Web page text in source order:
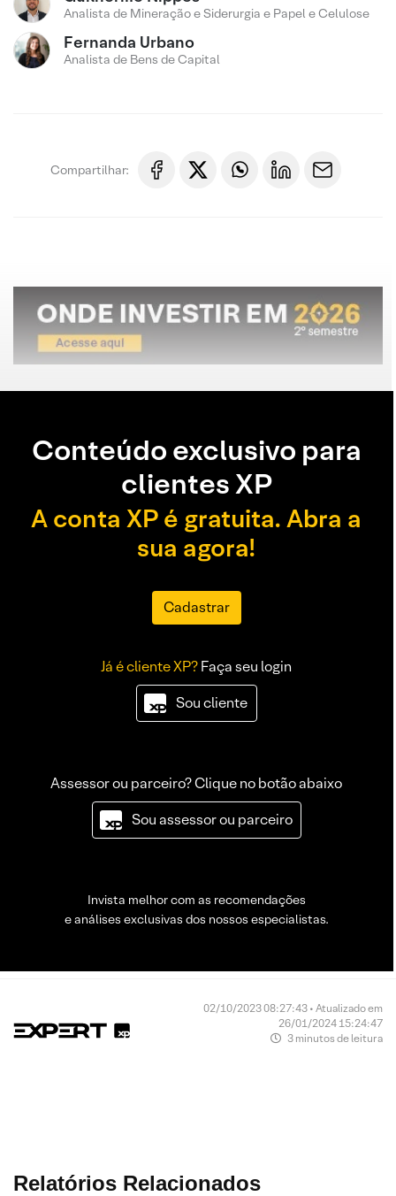
Analista de Mineração e Siderurgia e Papel e Celulose
Fernanda Urbano
Analista de Bens de Capital
Compartilhar:
Conteúdo exclusivo para
clientes XP
A conta XP é gratuita. Abra a
sua agora!
Cadastrar
Já é cliente XP?Faça seu login
Sou cliente
Assessor ou parceiro? Clique no botão abaixo
Sou assessor ou parceiro
Invista melhor com as recomendações
e análises exclusivas dos nossos especialistas.
02/10/2023 08:27:43 • Atualizado em
26/01/2024 15:24:47
3 minutos de leitura
Relatórios Relacionados